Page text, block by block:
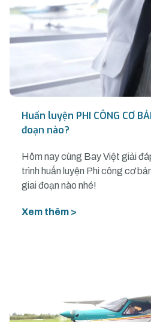
Huấn luyện PHI CÔNG CƠ
đoạn nào?
Hôm nay cùng Bay Việt giải
trình huấn luyện Phi công cơ
giai đoạn nào nhé!
Xem thêm >